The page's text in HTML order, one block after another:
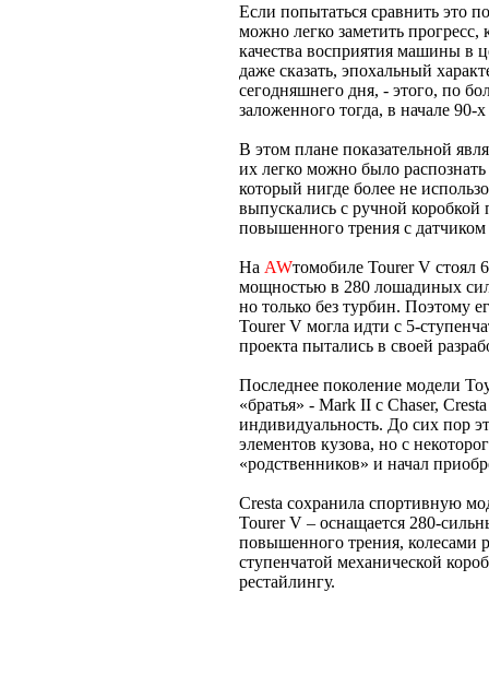
Если попытаться сравнить это
можно легко заметить прогресс,
качества восприятия машины
даже сказать, эпохальный
сегодняшнего дня, - этого, по
заложенного тогда, в начале 90-
В этом плане показательной
их легко можно было
который нигде более не
выпускались с ручной
повышенного трения с
На AWтомобиле Tourer V стоял
мощностью в 280 лошадиных
но только без турбин. Поэтому
Tourer V могла идти с 5-
проекта пытались в своей
Последнее поколение модели
«братья» - Mark II с Chaser,
индивидуальность. До сих пор
элементов кузова, но с
«родственников» и начал
Cresta сохранила спортивную
Tourer V – оснащается 280-
повышенного трения, колесами
ступенчатой механической
рестайлингу.